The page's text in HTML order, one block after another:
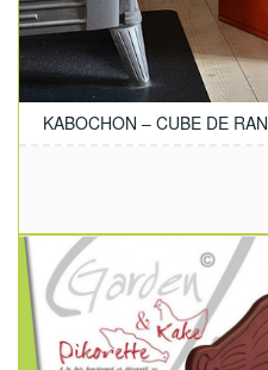
KABOCHON – CUBE DE